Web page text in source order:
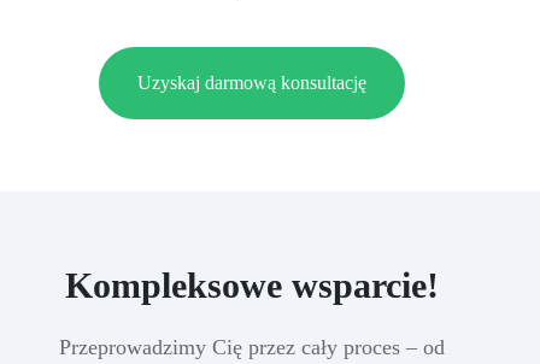
Uzyskaj darmową konsultację
Kompleksowe wsparcie!
Przeprowadzimy Cię przez cały proces – od